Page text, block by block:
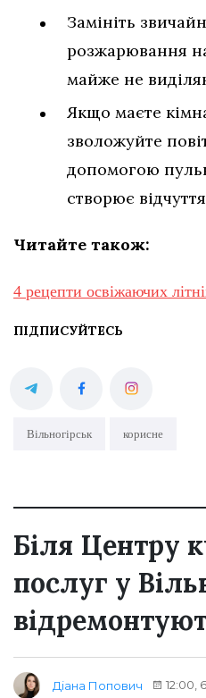
Замініть
розжарювання
майже не
Якщо маєте
зволожуйте
допомогою
створює
Читайте також:
4 рецепти освіжаючих
ПІДПИСУЙТЕСЬ
Вільногірськ корисне
Біля Центру
послуг у
Діана Попович 12:00,